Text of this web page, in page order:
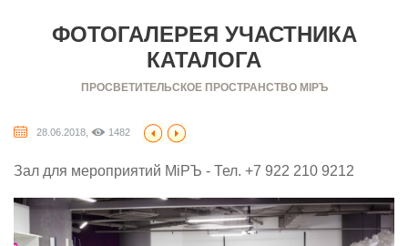
ФОТОГАЛЕРЕЯ УЧАСТНИКА
КАТАЛОГА
ПРОСВЕТИТЕЛЬСКОЕ ПРОСТРАНСТВО MIРЪ
28.06.2018, 1482
Зал для мероприятий MiРЪ - Тел. +7 922 210 9212